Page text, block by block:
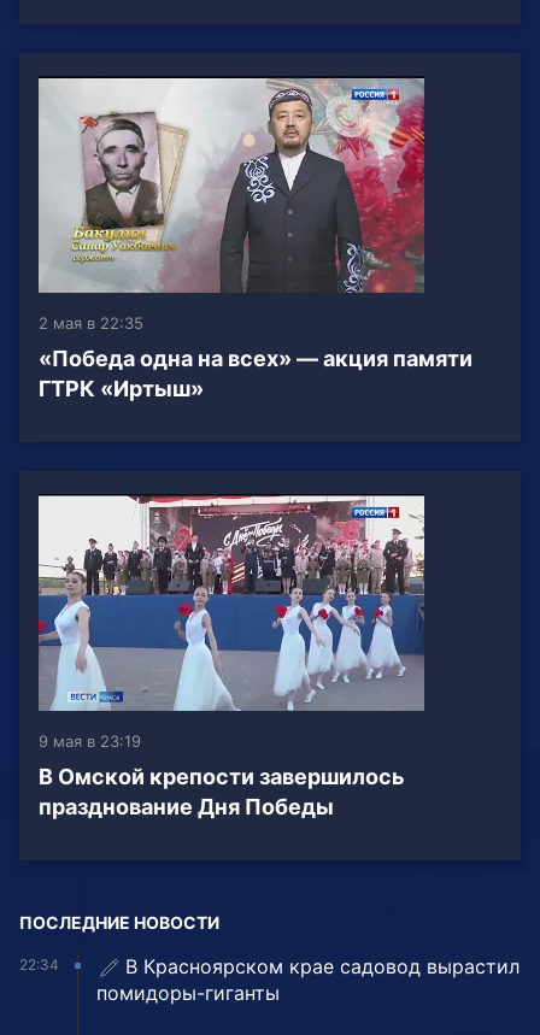
2 мая в 22:35
«Победа одна на всех» — акция памяти
ГТРК «Иртыш»
9 мая в 23:19
В Омской крепости завершилось
празднование Дня Победы
ПОСЛЕДНИЕ НОВОСТИ
22:34
В Красноярском крае садовод вырастил
помидоры-гиганты